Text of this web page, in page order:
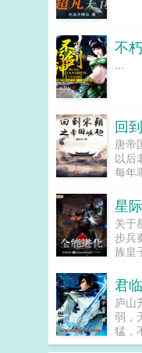
不
...
回
唐帝
以后
每年
不是
格进
是太
谁再
星
关于
步兵
族皇
为什
人扯
君
庐山
弱，
猛，
一一